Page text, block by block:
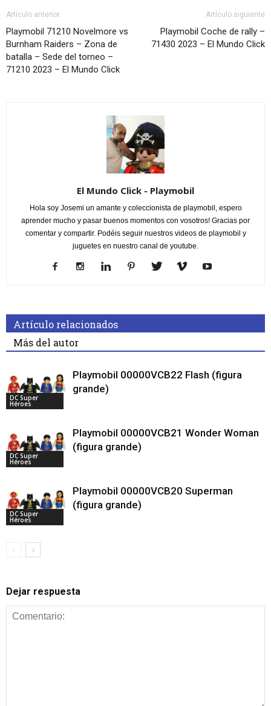
Artículo anterior
Playmobil 71210 Novelmore vs
Burnham Raiders – Zona de
batalla – Sede del torneo –
71210 2023 – El Mundo Click
Artículo siguiente
Playmobil Coche de rally –
71430 2023 – El Mundo Click
El Mundo Click - Playmobil
Hola soy Josemi un amante y coleccionista de playmobil, espero
aprender mucho y pasar buenos momentos con vosotros! Gracias por
comentar y compartir. Podéis seguir nuestros videos de playmobil y
juguetes en nuestro canal de youtube.
Artículo relacionados
Más del autor
DC Super
Héroes
Playmobil 00000VCB22 Flash (figura
grande)
DC Super
Héroes
Playmobil 00000VCB21 Wonder Woman
(figura grande)
DC Super
Héroes
Playmobil 00000VCB20 Superman
(figura grande)
Dejar respuesta